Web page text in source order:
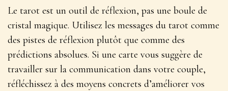
Le tarot est un outil de réflexion, pas une boule de
cristal magique. Utilisez les messages du tarot comme
des pistes de réflexion plutôt que comme des
prédictions absolues. Si une carte vous suggère de
travailler sur la communication dans votre couple,
réfléchissez à des moyens concrets d’améliorer vos